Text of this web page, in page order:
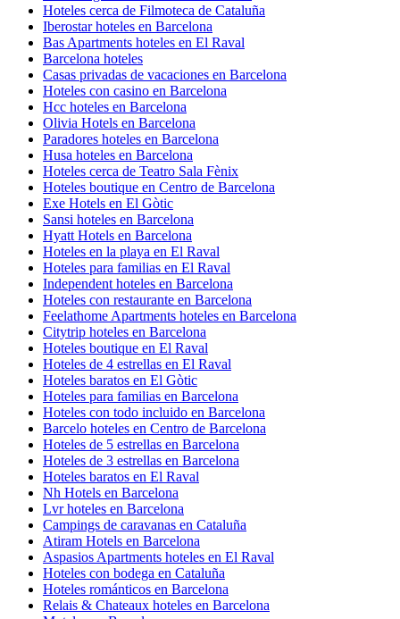
Hoteles cerca de Filmoteca de Cataluña
Iberostar hoteles en Barcelona
Bas Apartments hoteles en El Raval
Barcelona hoteles
Casas privadas de vacaciones en Barcelona
Hoteles con casino en Barcelona
Hcc hoteles en Barcelona
Olivia Hotels en Barcelona
Paradores hoteles en Barcelona
Husa hoteles en Barcelona
Hoteles cerca de Teatro Sala Fènix
Hoteles boutique en Centro de Barcelona
Exe Hotels en El Gòtic
Sansi hoteles en Barcelona
Hyatt Hotels en Barcelona
Hoteles en la playa en El Raval
Hoteles para familias en El Raval
Independent hoteles en Barcelona
Hoteles con restaurante en Barcelona
Feelathome Apartments hoteles en Barcelona
Citytrip hoteles en Barcelona
Hoteles boutique en El Raval
Hoteles de 4 estrellas en El Raval
Hoteles baratos en El Gòtic
Hoteles para familias en Barcelona
Hoteles con todo incluido en Barcelona
Barcelo hoteles en Centro de Barcelona
Hoteles de 5 estrellas en Barcelona
Hoteles de 3 estrellas en Barcelona
Hoteles baratos en El Raval
Nh Hotels en Barcelona
Lvr hoteles en Barcelona
Campings de caravanas en Cataluña
Atiram Hotels en Barcelona
Aspasios Apartments hoteles en El Raval
Hoteles con bodega en Cataluña
Hoteles románticos en Barcelona
Relais & Chateaux hoteles en Barcelona